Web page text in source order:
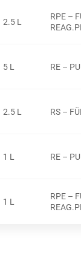
2.5 L
RPE –
5 L RE –
2.5 L RS –
1 L RE –
1 L
RPE –